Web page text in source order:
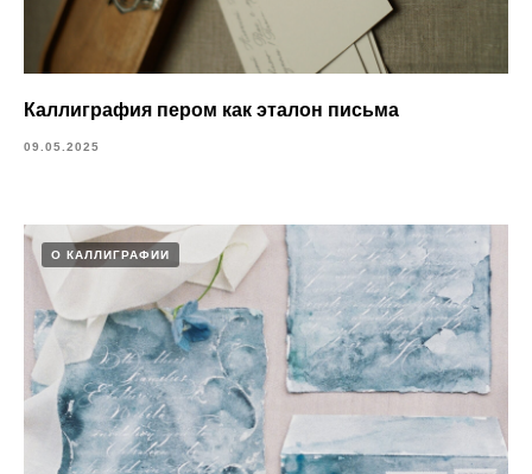
Каллиграфия пером как эталон письма
09.05.2025
О КАЛЛИГРАФИИ